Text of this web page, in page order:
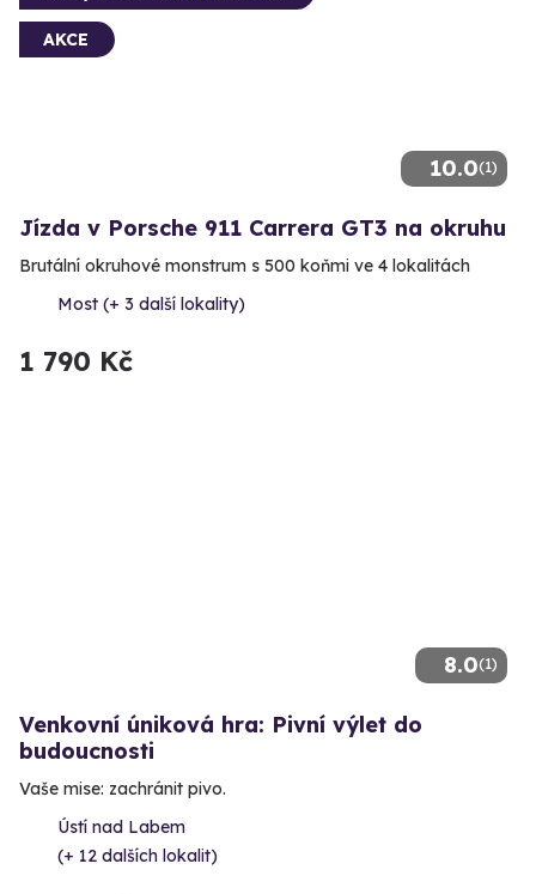
10.0(1)
AKCE
Jízda v Porsche 911 Carrera GT3 na okruhu
Brutální okruhové monstrum s 500 koňmi ve 4 lokalitách
Most (+ 3 další lokality)
1 790 Kč
8.0(1)
Venkovní úniková hra: Pivní výlet do
budoucnosti
Vaše mise: zachránit pivo.
Ústí nad Labem
(+ 12 dalších lokalit)